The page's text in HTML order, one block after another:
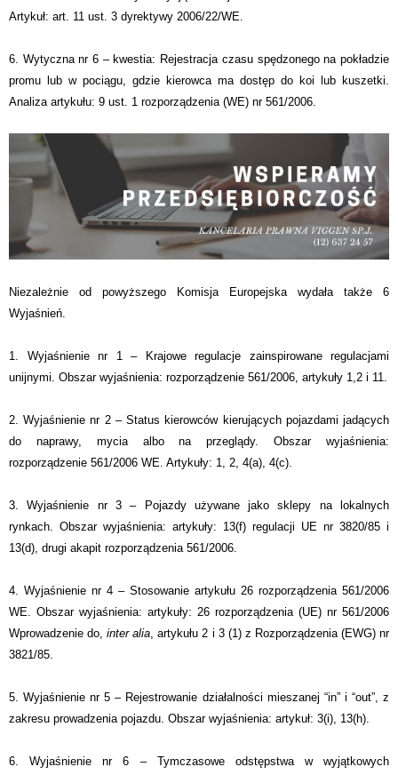
Artykuł: art. 11 ust. 3 dyrektywy 2006/22/WE.
6. Wytyczna nr 6 – kwestia: Rejestracja czasu spędzonego na pokładzie
promu lub w pociągu, gdzie kierowca ma dostęp do koi lub kuszetki.
Analiza artykułu: 9 ust. 1 rozporządzenia (WE) nr 561/2006.
Niezależnie od powyższego Komisja Europejska wydała także 6
Wyjaśnień.
1. Wyjaśnienie nr 1 – Krajowe regulacje zainspirowane regulacjami
unijnymi. Obszar wyjaśnienia: rozporządzenie 561/2006, artykuły 1,2 i 11.
2. Wyjaśnienie nr 2 – Status kierowców kierujących pojazdami jadących
do naprawy, mycia albo na przeglądy. Obszar wyjaśnienia:
rozporządzenie 561/2006 WE. Artykuły: 1, 2, 4(a), 4(c).
3. Wyjaśnienie nr 3 – Pojazdy używane jako sklepy na lokalnych
rynkach. Obszar wyjaśnienia: artykuły: 13(f) regulacji UE nr 3820/85 i
13(d), drugi akapit rozporządzenia 561/2006.
4. Wyjaśnienie nr 4 – Stosowanie artykułu 26 rozporządzenia 561/2006
WE. Obszar wyjaśnienia: artykuły: 26 rozporządzenia (UE) nr 561/2006
Wprowadzenie do,inter alia, artykułu 2 i 3 (1) z Rozporządzenia (EWG) nr
3821/85.
5. Wyjaśnienie nr 5 – Rejestrowanie działalności mieszanej “in” i “out”, z
zakresu prowadzenia pojazdu. Obszar wyjaśnienia: artykuł: 3(i), 13(h).
6. Wyjaśnienie nr 6 – Tymczasowe odstępstwa w wyjątkowych